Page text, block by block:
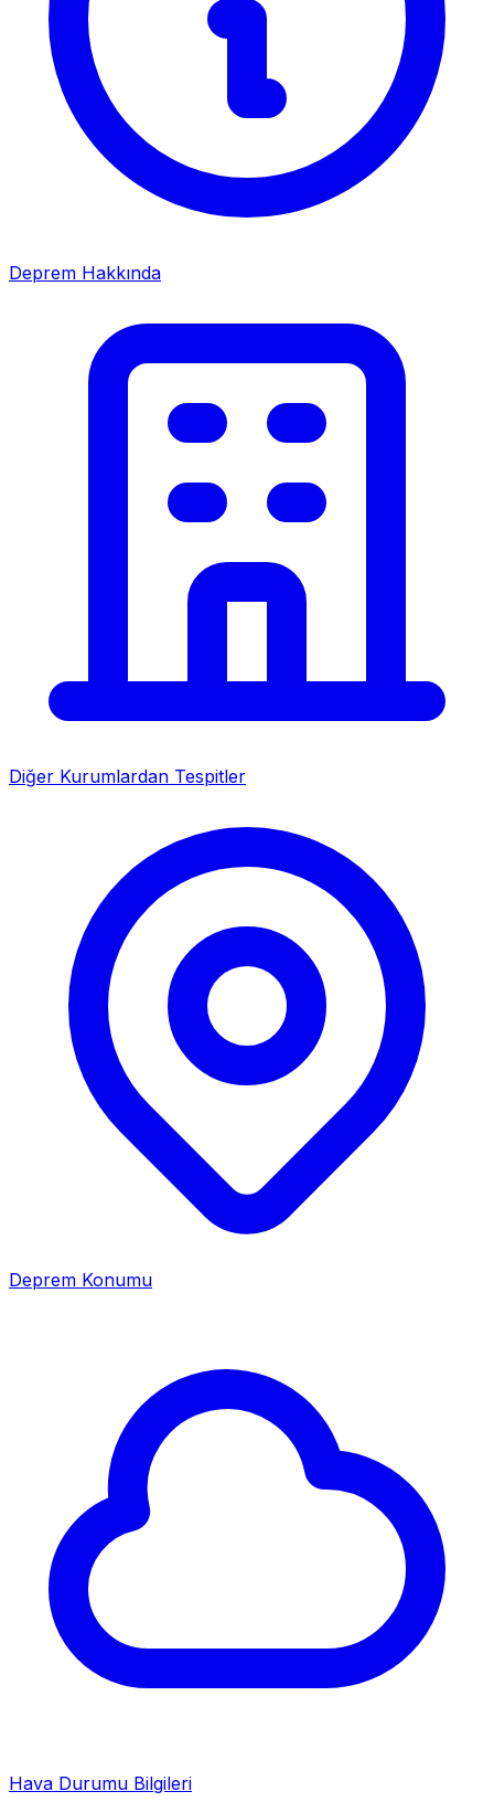
Deprem Hakkında
Diğer Kurumlardan Tespitler
Deprem Konumu
Hava Durumu Bilgileri